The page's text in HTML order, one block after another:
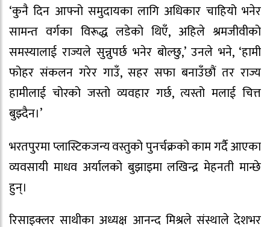
‘कुनै दिन आफ्नो समुदायका लागि अधिकार चाहियो भनेर
सामन्त वर्गका विरूद्ध लडेको थिएँ, अहिले श्रमजीवीको
समस्यालाई राज्यले सुन्नुपर्छ भनेर बोल्छु,’ उनले भने, ‘हामी
फोहर संकलन गरेर गाउँ, सहर सफा बनाउँछौं तर राज्य
हामीलाई चोरको जस्तो व्यवहार गर्छ, त्यस्तो मलाई चित्त
बुझ्दैन।’
भरतपुरमा प्लास्टिकजन्य वस्तुको पुनर्चक्रको काम गर्दै आएका
व्यवसायी माधव अर्यालको बुझाइमा लखिन्द्र मेहनती मान्छे
हुन्।
रिसाइक्लर साथीका अध्यक्ष आनन्द मिश्रले संस्थाले देशभर